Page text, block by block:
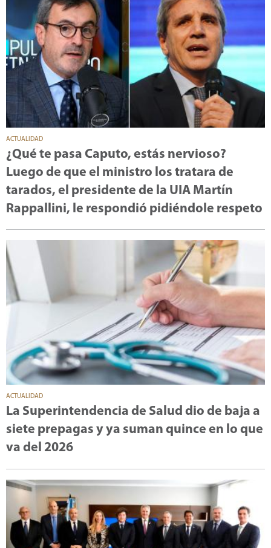
ACTUALIDAD
¿Qué te pasa Caputo, estás nervioso?
Luego de que el ministro los tratara de
tarados, el presidente de la UIA Martín
Rappallini, le respondió pidiéndole respeto
ACTUALIDAD
La Superintendencia de Salud dio de baja a
siete prepagas y ya suman quince en lo que
va del 2026